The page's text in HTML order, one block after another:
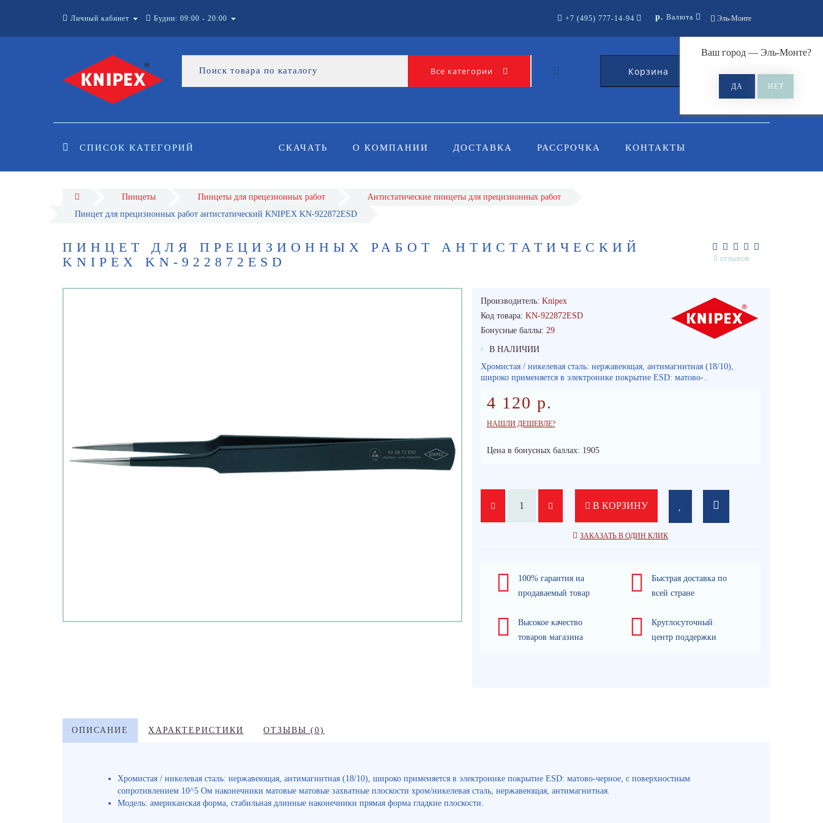
Личный кабинет Будни: 09:00 - 20:00 Эль-Монте
Ваш город — Эль-Монте?
+7 (495) 777-14-94 р. Валюта
Все категории Корзина 0
СПИСОК КАТЕГОРИЙ СКАЧАТЬ О КОМПАНИИ ДОСТАВКА РАССРОЧКА КОНТАКТЫ
Пинцеты Пинцеты для прецезионных работ
Антистатические пинцеты для прецизионных работ
Пинцет для прецизионных работ антистатический KNIPEX KN-922872ESD
ПИНЦЕТ ДЛЯ ПРЕЦИЗИОННЫХ РАБОТ АНТИСТАТИЧЕСКИЙ
KNIPEX KN-922872ESD
0 отзывов
Производитель: Knipex
Код товара: KN-922872ESD
Бонусные баллы: 29
В НАЛИЧИИ
Хромистая / никелевая сталь: нержавеющая, антимагнитная (18/10),
широко применяется в электронике покрытие ESD: матово-..
4 120 р.
НАШЛИ ДЕШЕВЛЕ?
Цена в бонусных баллах: 1905
В КОРЗИНУ
ЗАКАЗАТЬ В ОДИН КЛИК
100% гарантия на
продаваемый товар
Быстрая доставка по
всей стране
Высокое качество
товаров магазина
Круглосуточный
центр поддержки
ОПИСАНИЕ ХАРАКТЕРИСТИКИ ОТЗЫВЫ (0)
Хромистая / никелевая сталь: нержавеющая, антимагнитная (18/10), широко применяется в электронике покрытие ESD: матово-черное, с поверхностным
сопротивлением 10^5 Ом наконечники матовые матовые захватные плоскости хром/никелевая сталь, нержавеющая, антимагнитная.
Модель: американская форма, стабильная длинные наконечники прямая форма гладкие плоскости.